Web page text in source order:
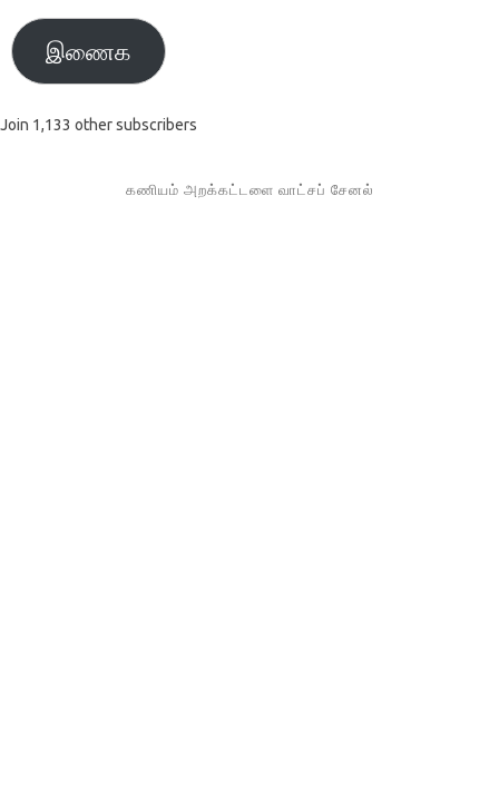
இணைக
Join 1,133 other subscribers
கணியம் அறக்கட்டளை வாட்சப் சேனல்